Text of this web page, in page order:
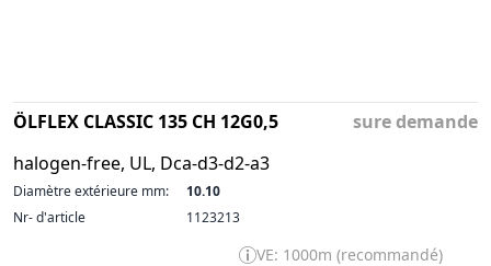
ÖLFLEX CLASSIC 135 CH 12G0,5
halogen-free, UL, Dca-d3-d2-a3
sure demande
Diamètre extérieure mm:
10.10
Nr- d'article
1123213
VE: 1000m (recommandé)